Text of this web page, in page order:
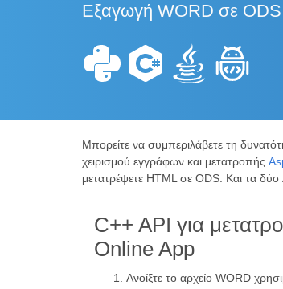
Εξαγωγή WORD σε
Μπορείτε να συμπεριλάβετε τη
χειρισμού εγγράφων και μετατροπής
μετατρέψετε HTML σε ODS. Και τα
C++ API για
Online App
Ανοίξτε το αρχείο WORD